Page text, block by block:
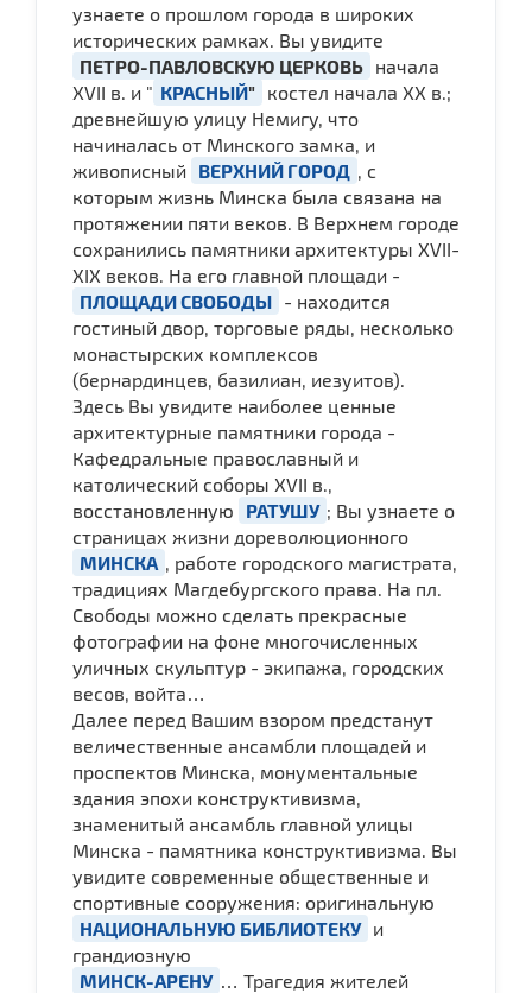
узнаете о прошлом города в широких
исторических рамках. Вы увидите
ПЕТРО-ПАВЛОВСКУЮ ЦЕРКОВЬ начала
ХVII в. и " КРАСНЫЙ" костел начала ХХ в.;
древнейшую улицу Немигу, что
начиналась от Минского замка, и
живописный
ВЕРХНИЙ ГОРОД
, с
которым жизнь Минска была связана на
протяжении пяти веков. В Верхнем городе
сохранились памятники архитектуры XVII-
XIX веков. На его главной площади -
ПЛОЩАДИ СВОБОДЫ - находится
гостиный двор, торговые ряды, несколько
монастырских комплексов
(бернардинцев, базилиан, иезуитов).
Здесь Вы увидите наиболее ценные
архитектурные памятники города -
Кафедральные православный и
католический соборы ХVII в.,
восстановленную
РАТУШУ ; Вы узнаете о
страницах жизни дореволюционного
МИНСКА
, работе городского магистрата,
традициях Магдебургского права. На пл.
Свободы можно сделать прекрасные
фотографии на фоне многочисленных
уличных скульптур - экипажа, городских
весов, войта…
Далее перед Вашим взором предстанут
величественные ансамбли площадей и
проспектов Минска, монументальные
здания эпохи конструктивизма,
знаменитый ансамбль главной улицы
Минска - памятника конструктивизма. Вы
увидите современные общественные и
спортивные сооружения: оригинальную
НАЦИОНАЛЬНУЮ БИБЛИОТЕКУ и
грандиозную
МИНСК-АРЕНУ
… Трагедия жителей